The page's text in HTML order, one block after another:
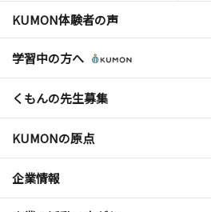
KUMON体験者の声
学習中の方へ
くもんの先生募集
KUMONの原点
企業情報